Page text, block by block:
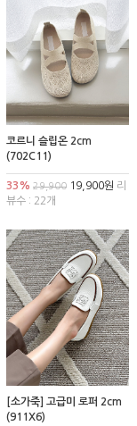
코르니 슬립온 2cm
(702C11)
33% 29,900 19,900원 리
뷰수 : 22개
[소가죽] 고급미 로퍼 2cm
(911X6)